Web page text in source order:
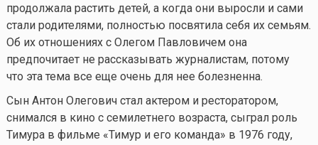
продолжала растить детей, а когда они выросли и сами
стали родителями, полностью посвятила себя их семьям.
Об их отношениях с Олегом Павловичем она
предпочитает не рассказывать журналистам, потому
что эта тема все еще очень для нее болезненна.
Сын Антон Олегович стал актером и ресторатором,
снимался в кино с семилетнего возраста, сыграл роль
Тимура в фильме «Тимур и его команда» в 1976 году,